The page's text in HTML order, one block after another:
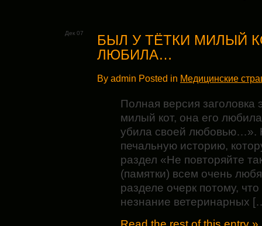
Дек 07
БЫЛ У ТЁТКИ МИЛЫЙ
ЛЮБИЛА…
By admin Posted in Медицинские
Полная версия заголовка
милый кот, она его
убила своей любовью…».
печальную историю,
раздел «Не повторяйте
(памятки) всем очень
разделе очерк потому,
незнание ветеринарных